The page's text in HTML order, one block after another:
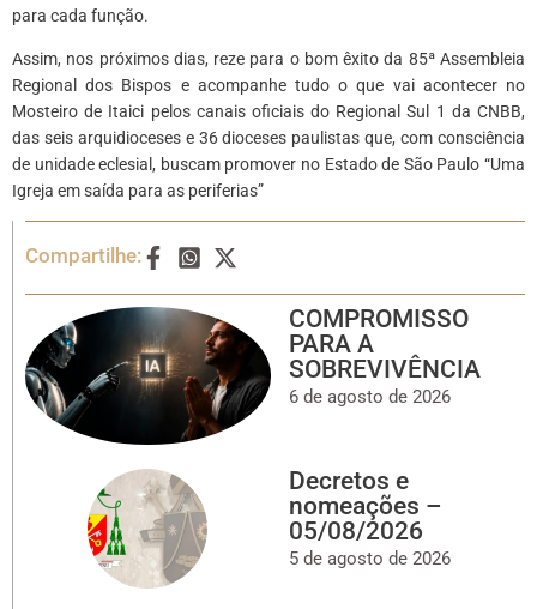
para cada função.
Assim, nos próximos dias, reze para o bom êxito da 85ª Assembleia
Regional dos Bispos e acompanhe tudo o que vai acontecer no
Mosteiro de Itaici pelos canais oficiais do Regional Sul 1 da CNBB,
das seis arquidioceses e 36 dioceses paulistas que, com consciência
de unidade eclesial, buscam promover no Estado de São Paulo “Uma
Igreja em saída para as periferias”
Compartilhe:
COMPROMISSO
PARA A
SOBREVIVÊNCIA
6 de agosto de 2026
Decretos e
nomeações –
05/08/2026
5 de agosto de 2026